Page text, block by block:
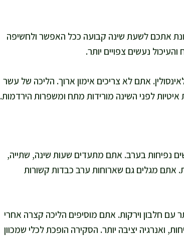
אתכם לשעת שינה קבועה ככל האפשר ולחשיפה
נעשים צפויים יותר.
אתם לא צריכים אימון ארוך. הליכה של עשר
לפני השינה מורידות מתח ומשפרות הירדמות.
נפיחות בערב. אתם מתעדים שעות שינה, שתייה,
אתם מגלים גם שארוחות ערב כבדות קשורות
חלבון וירקות. אתם מוסיפים הליכה קצרה אחרי
ואנרגיה יציבה יותר. הסקירה הופכת לכלי שמכוון